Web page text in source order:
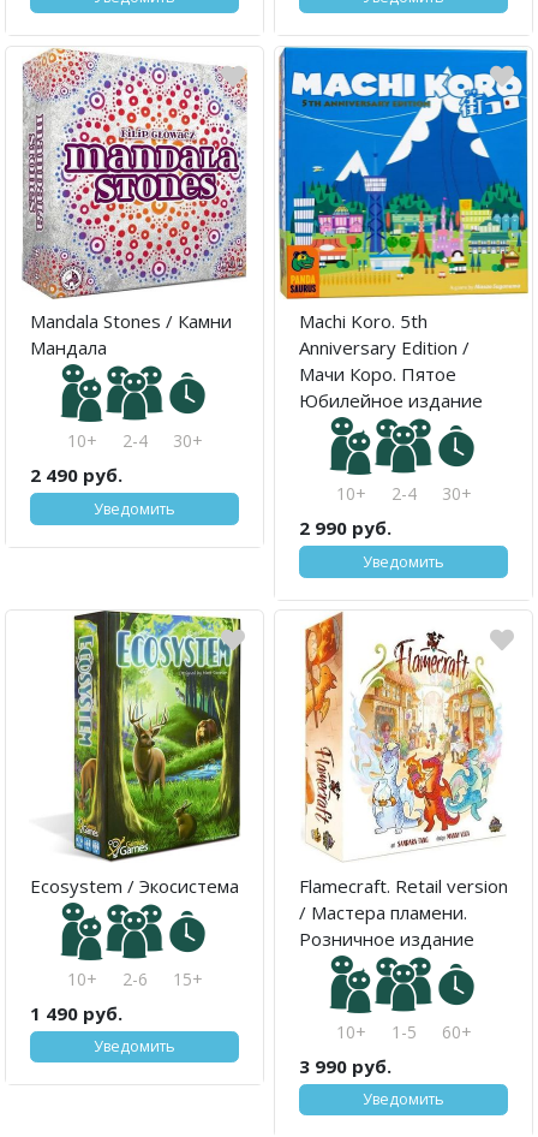
Mandala Stones / Камни
Мандала
10+ 2-4 30+
2 490 руб.
Уведомить
Machi Koro. 5th
Anniversary Edition /
Мачи Коро. Пятое
Юбилейное издание
10+ 2-4 30+
2 990 руб.
Уведомить
Ecosystem / Экосистема
10+ 2-6 15+
1 490 руб.
Уведомить
Flamecraft. Retail version
/ Мастера пламени.
Розничное издание
10+ 1-5 60+
3 990 руб.
Уведомить